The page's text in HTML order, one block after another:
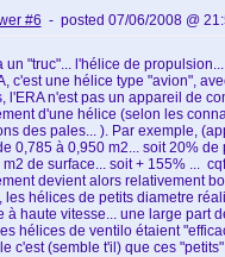
#6 - posted 07/06/2008 @
un "truc"... l'hélice de propulsion...
c'est une hélice type "avion",
l'ERA n'est pas un appareil de
d'une hélice (selon les
des pales... ). Par exemple,
0,785 à 0,950 m2... soit 20%
de surface... soit + 155% ...
devient alors relativement
les hélices de petits diametre
à haute vitesse... une large part
hélices de ventilo étaient
c'est (semble t'il) que ces